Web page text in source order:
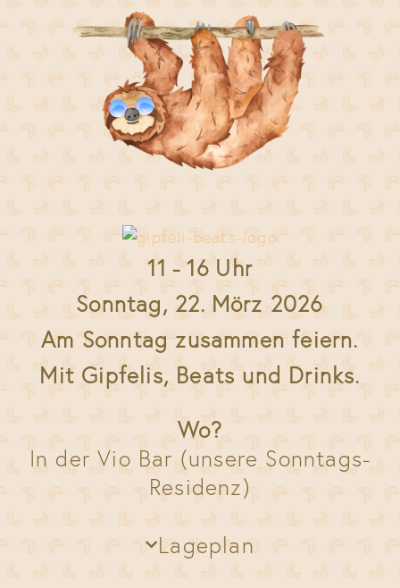
11 - 16 Uhr
Sonntag, 22. Mörz 2026
Am Sonntag zusammen feiern.
Mit Gipfelis, Beats und Drinks.
Wo?
In der Vio Bar (unsere Sonntags-
Residenz)
Lageplan